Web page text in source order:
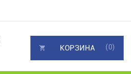
КОРЗИНА (0)